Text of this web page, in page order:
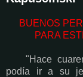
BUENOS
PARA
"Hace
podía ir a su